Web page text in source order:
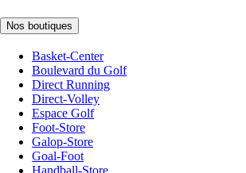
Nos boutiques
Basket-Center
Boulevard du Golf
Direct Running
Direct-Volley
Espace Golf
Foot-Store
Galop-Store
Goal-Foot
Handball-Store